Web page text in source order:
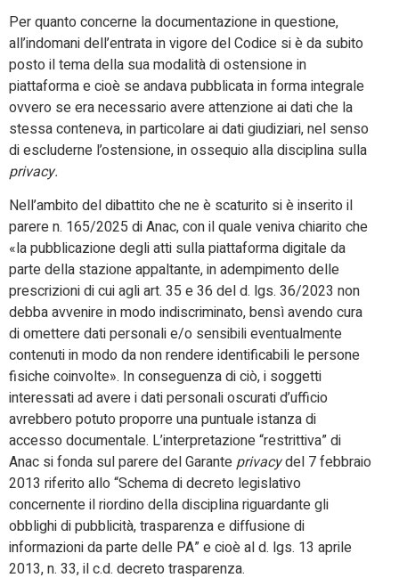
Per quanto concerne la documentazione in questione,
all’indomani dell’entrata in vigore del Codice si è da subito
posto il tema della sua modalità di ostensione in
piattaforma e cioè se andava pubblicata in forma integrale
ovvero se era necessario avere attenzione ai dati che la
stessa conteneva, in particolare ai dati giudiziari, nel senso
di escluderne l’ostensione, in ossequio alla disciplina sulla
privacy.
Nell’ambito del dibattito che ne è scaturito si è inserito il
parere n. 165/2025 di Anac, con il quale veniva chiarito che
«la pubblicazione degli atti sulla piattaforma digitale da
parte della stazione appaltante, in adempimento delle
prescrizioni di cui agli art. 35 e 36 del d. lgs. 36/2023 non
debba avvenire in modo indiscriminato, bensì avendo cura
di omettere dati personali e/o sensibili eventualmente
contenuti in modo da non rendere identificabili le persone
fisiche coinvolte». In conseguenza di ciò, i soggetti
interessati ad avere i dati personali oscurati d’ufficio
avrebbero potuto proporre una puntuale istanza di
accesso documentale. L’interpretazione “restrittiva” di
Anac si fonda sul parere del Garanteprivacydel 7 febbraio
2013 riferito allo “Schema di decreto legislativo
concernente il riordino della disciplina riguardante gli
obblighi di pubblicità, trasparenza e diffusione di
informazioni da parte delle PA” e cioè al d. lgs. 13 aprile
2013, n. 33, il c.d. decreto trasparenza.